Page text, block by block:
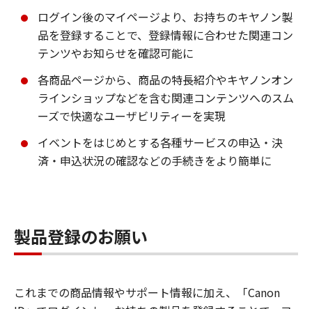
ログイン後のマイページより、お持ちのキヤノン製
品を登録することで、登録情報に合わせた関連コン
テンツやお知らせを確認可能に
各商品ページから、商品の特長紹介やキヤノンオン
ラインショップなどを含む関連コンテンツへのスム
ーズで快適なユーザビリティーを実現
イベントをはじめとする各種サービスの申込・決
済・申込状況の確認などの手続きをより簡単に
製品登録のお願い
これまでの商品情報やサポート情報に加え、「Canon